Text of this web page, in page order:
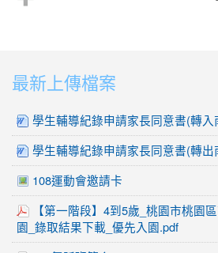
最新上傳檔案
學生輔導紀錄申請家長同意書(轉入
學生輔導紀錄申請家長同意書(轉出
108運動會邀請卡
【第一階段】4到5歲_桃園市桃園
園_錄取結果下載_優先入園.pdf